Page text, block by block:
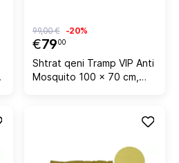
€7900
99,00 € -20%
Shtrat qeni Tramp VIP Anti
Mosquito 100 x 70 cm,